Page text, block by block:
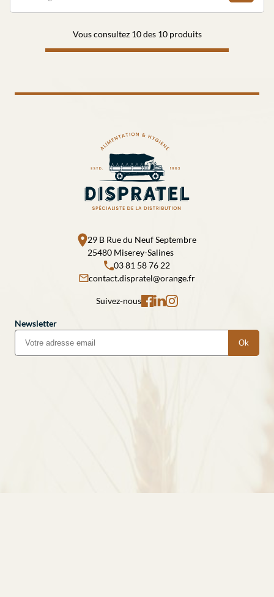
Vous consultez 10 des 10 produits
29 B Rue du Neuf Septembre
25480 Miserey-Salines
03 81 58 76 22
contact.dispratel@orange.fr
Suivez-nous
Newsletter
Ok